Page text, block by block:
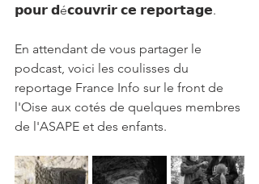
𝗽𝗼𝘂𝗿 𝗱é𝗰𝗼𝘂𝘃𝗿𝗶𝗿 𝗰𝗲 𝗿𝗲𝗽𝗼𝗿𝘁𝗮𝗴𝗲.
En attendant de vous partager le
podcast, voici les coulisses du
reportage France Info sur le front de
l'Oise aux cotés de quelques membres
de l'ASAPE et des enfants.